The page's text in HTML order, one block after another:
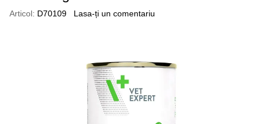
Articol: D70109 Lasa-ți un comentariu